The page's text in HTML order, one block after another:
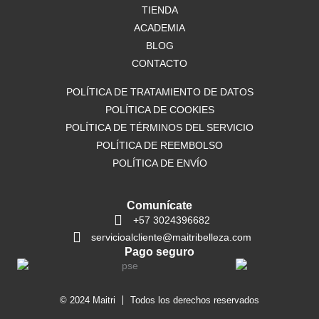
r
a
m
TIENDA
ACADEMIA
BLOG
CONTACTO
POLÍTICA DE TRATAMIENTO DE DATOS
POLÍTICA DE COOKIES
POLÍTICA DE TÉRMINOS DEL SERVICIO
POLÍTICA DE REEMBOLSO
POLÍTICA DE ENVÍO
Comunícate
+57 3024396682
servicioalcliente@maitribelleza.com
Pago seguro
© 2024 Maitri Todos los derechos reservados